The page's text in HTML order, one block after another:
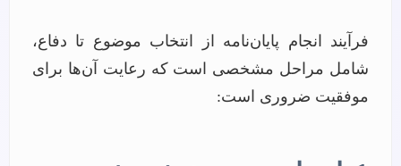
فرآیند انجام پایان‌نامه از انتخاب موضوع تا دفاع،
شامل مراحل مشخصی است که رعایت آن‌ها برای
موفقیت ضروری است: